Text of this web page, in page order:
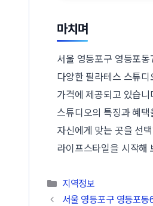
마치며
서울 영등포구 영등포
다양한 필라테스 스튜
가격에 제공되고 있습니
스튜디오의 특징과 혜
자신에게 맞는 곳을 선
라이프스타일을 시작해
카테고리
지역정보
서울 영등포구 영등포